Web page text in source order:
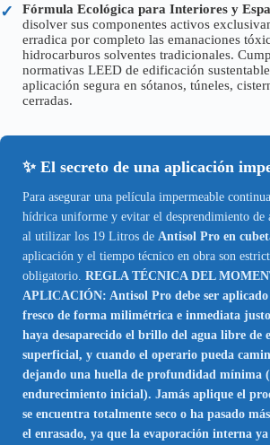
✓ Fórmula Ecológica para Interiores y
disolver sus componentes activos
erradica por completo las emanaciones
hidrocarburos solventes tradicionales.
normativas LEED de edificación
aplicación segura en sótanos, túneles,
cerradas.
✨ El secreto de una aplicación
Para asegurar una película impermeable
hídrica uniforme y evitar el desprendimiento de
al utilizar los 19 Litros de Antisol Pro en
aplicación y el tiempo técnico en obra son
obligatorio. REGLA TÉCNICA DEL
APLICACIÓN: Antisol Pro debe ser aplicado
fresco de forma milimétrica e inmediata justo
haya desaparecido el brillo del agua libre de
superficial, y cuando el operario pueda
dejando una huella de profundidad mínima
endurecimiento inicial). Jamás aplique el
se encuentra totalmente seco o ha pasado
el enrasado, ya que la evaporación interna